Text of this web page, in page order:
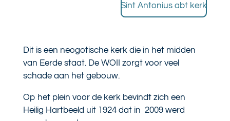
Sint Antonius abt kerk
Dit is een neogotische kerk die in het midden
van Eerde staat. De WOII zorgt voor veel
schade aan het gebouw.
Op het plein voor de kerk bevindt zich een
Heilig Hartbeeld uit 1924 dat in 2009 werd